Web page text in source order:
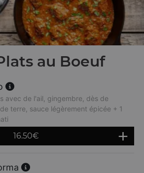
au Boeuf
avec de l'ail, gingembre, dès de
terre, sauce légèrement épicée + 1
16.50€